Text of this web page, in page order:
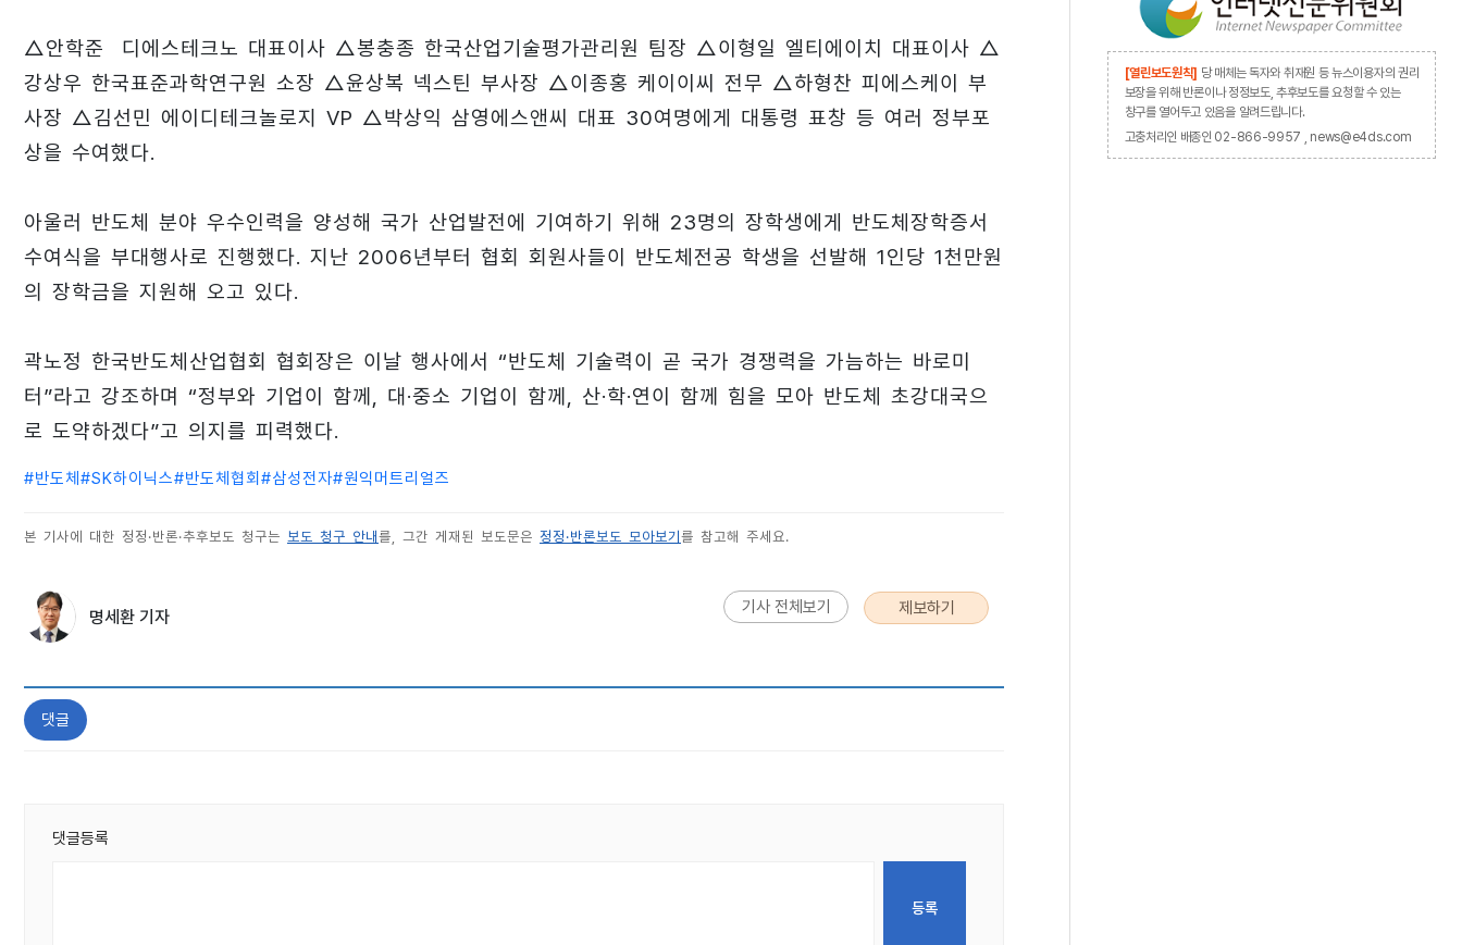
△안학준 디에스테크노 대표이사 △봉충종 한국산업기술평가관리원 팀장 △이형일 엘티에이치 대표이사 △
강상우 한국표준과학연구원 소장 △윤상복 넥스틴 부사장 △이종홍 케이이씨 전무 △하형찬 피에스케이 부
사장 △김선민 에이디테크놀로지 VP △박상익 삼영에스앤씨 대표 30여명에게 대통령 표창 등 여러 정부포
상을 수여했다.
아울러 반도체 분야 우수인력을 양성해 국가 산업발전에 기여하기 위해 23명의 장학생에게 반도체장학증서
수여식을 부대행사로 진행했다. 지난 2006년부터 협회 회원사들이 반도체전공 학생을 선발해 1인당 1천만원
의 장학금을 지원해 오고 있다.
곽노정 한국반도체산업협회 협회장은 이날 행사에서 “반도체 기술력이 곧 국가 경쟁력을 가늠하는 바로미
터”라고 강조하며 “정부와 기업이 함께, 대·중소 기업이 함께, 산·학·연이 함께 힘을 모아 반도체 초강대국으
로 도약하겠다”고 의지를 피력했다.
#반도체 #SK하이닉스#반도체협회 #삼성전자#원익머트리얼즈
본 기사에 대한 정정·반론·추후보도 청구는 보도 청구 안내 를, 그간 게재된 보도문은 정정·반론보도 모아보기 를 참고해 주세요.
명세환 기자 기사 전체보기 제보하기
댓글
댓글등록
[열린보도원칙] 당 매체는 독자와 취재원 등 뉴스이용자의 권리
보장을 위해 반론이나 정정보도, 추후보도를 요청할 수 있는
창구를 열어두고 있음을 알려드립니다.
고충처리인 배종인 02-866-9957 , news@e4ds.com